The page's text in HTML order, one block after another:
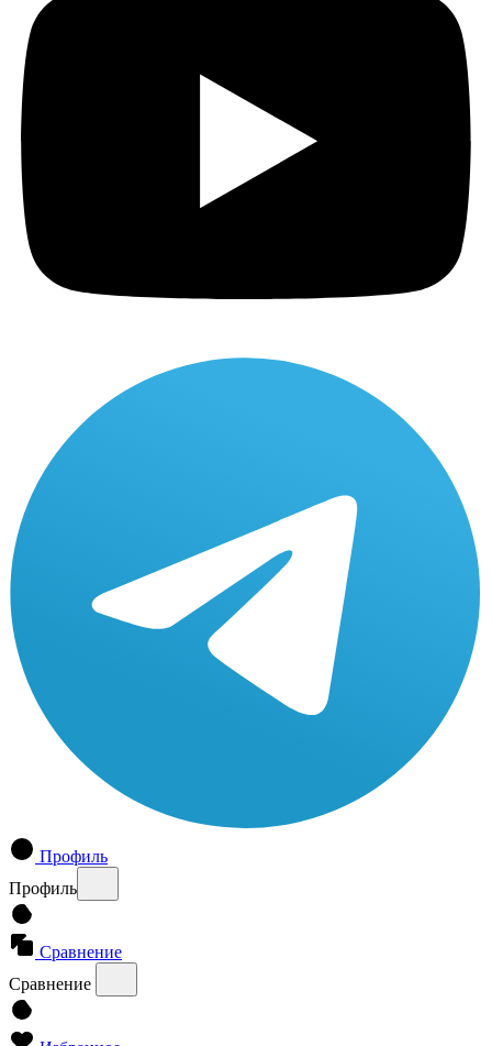
Профиль
Профиль
Сравнение
Сравнение